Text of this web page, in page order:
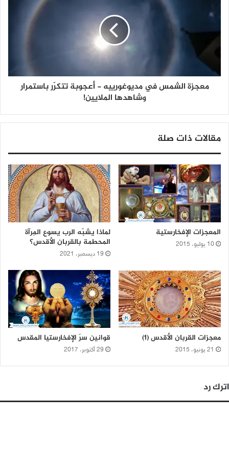
معجزة الشمس في مديوغورييه - أعجوبة تتكرّر باستمرار
وشاهدها الملايين!
مقالات ذات صلة
المعجزات الإفخارستية
10 يوليو، 2015
لماذا يشبّه الرب يسوع المِرآة
المحطمة بالقربان الأقدس؟
19 ديسمبر، 2021
معجزات القربان الأقدس (1)
21 يونيو، 2015
قوانين سرّ الإفخارستيا المقدس
29 أكتوبر، 2017
اترك رد